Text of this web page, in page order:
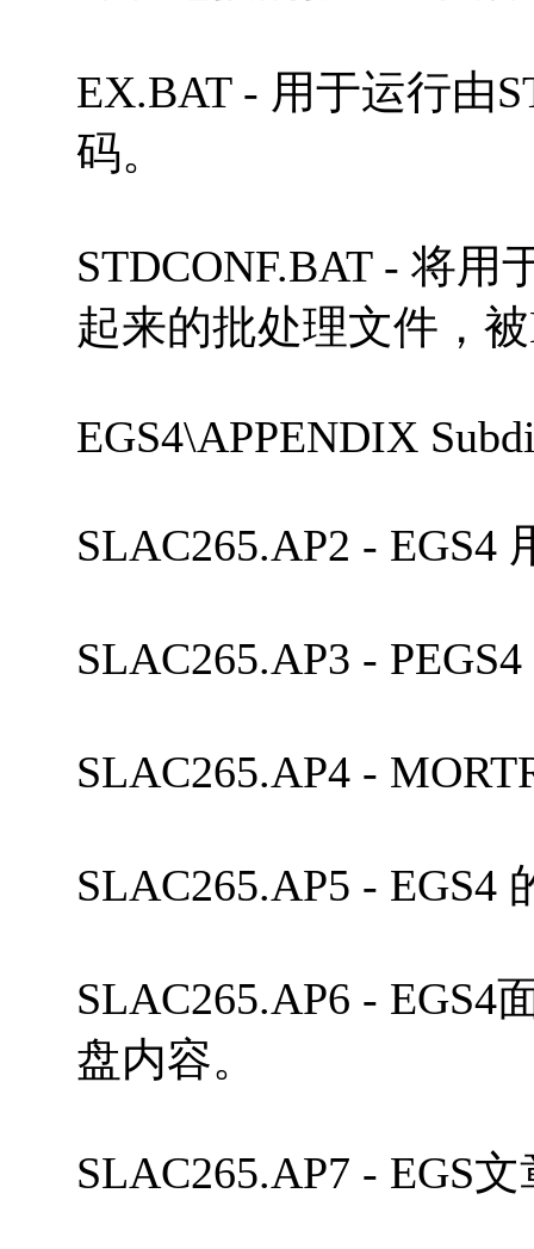
EX.BAT - 用于运行由
码。
STDCONF.BAT - 将用
起来的批处理文件，
EGS4\APPENDIX
SLAC265.AP2 - EGS4
SLAC265.AP3 -
SLAC265.AP4 -
SLAC265.AP5 - EGS4
SLAC265.AP6 -
盘内容。
SLAC265.AP7 - EGS